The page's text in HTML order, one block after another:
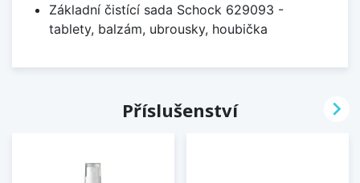
Základní čistící sada Schock 629093 -
tablety, balzám, ubrousky, houbička
Příslušenství 